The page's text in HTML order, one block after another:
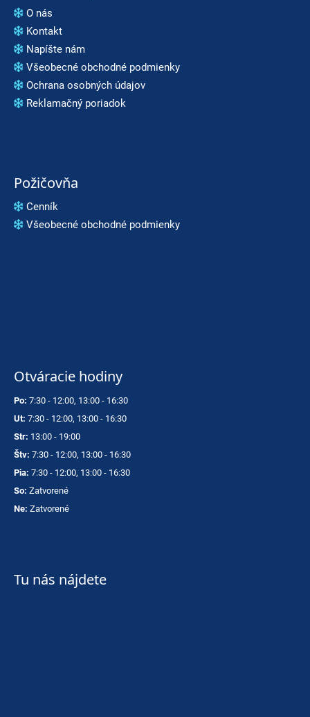
O nás
Kontakt
Napíšte nám
Všeobecné obchodné podmienky
Ochrana osobných údajov
Reklamačný poriadok
Požičovňa
Cenník
Všeobecné obchodné podmienky
Otváracie hodiny
Po: 7:30 - 12:00, 13:00 - 16:30
Ut: 7:30 - 12:00, 13:00 - 16:30
Str: 13:00 - 19:00
Štv: 7:30 - 12:00, 13:00 - 16:30
Pia: 7:30 - 12:00, 13:00 - 16:30
So: Zatvorené
Ne: Zatvorené
Tu nás nájdete